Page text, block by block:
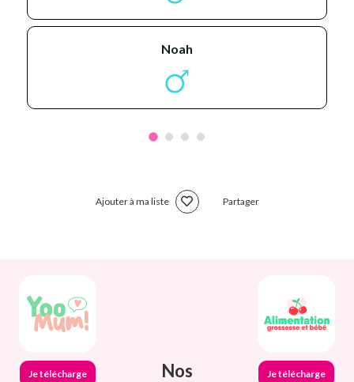
noah
Ajouter à ma liste Partager
Je télécharge
Nos
Je télécharge